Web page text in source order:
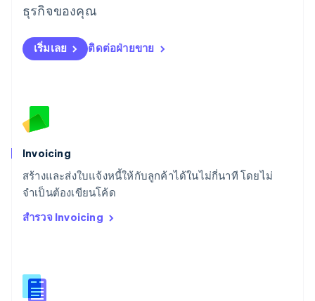
ธุรกิจของคุณ
เริ่มเลย ติดต่อฝ่ายขาย
Invoicing
สร้างและส่งใบแจ้งหนี้ให้กับลูกค้าได้ในไม่กี่นาที โดยไม่
จำเป็นต้องเขียนโค้ด
สำรวจ Invoicing
ลิทัวเนีย
สเปน
EspañolEnglish
สโลวาเกีย
English
สวิตเซอร์แลนด์
สวีเดน
Svenska
สหรัฐอเมริกา
EnglishEspañol简体中文
English
English
สิงคโปร์